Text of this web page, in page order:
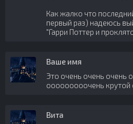
Как жалко что
первый раз) надеюсь
"Гарри Поттер и
Ваше имя
Это очень очень очень
ооооооооочень
Вита